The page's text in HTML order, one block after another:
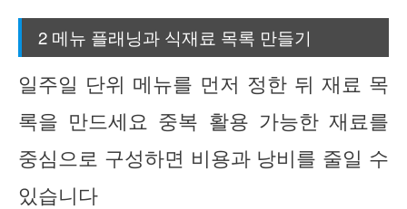
2 메뉴 플래닝과 식재료 목록 만들기
일주일 단위 메뉴를 먼저 정한 뒤 재료 목
록을 만드세요 중복 활용 가능한 재료를
중심으로 구성하면 비용과 낭비를 줄일 수
있습니다